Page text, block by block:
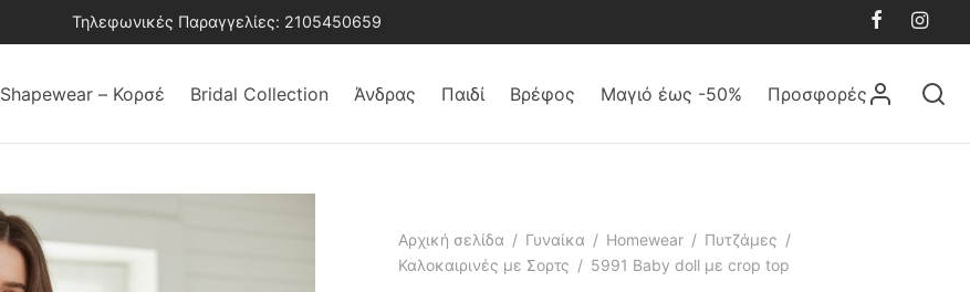
Τηλεφωνικές Παραγγελίες: 2105450659
Shapewear – Κορσέ Bridal Collection Άνδρας Παιδί Βρέφος Μαγιό έως -50% Προσφορές
Αρχική σελίδα / Γυναίκα / Homewear / Πυτζάμες /
Καλοκαιρινές με Σορτς / 5991 Baby doll με crop top